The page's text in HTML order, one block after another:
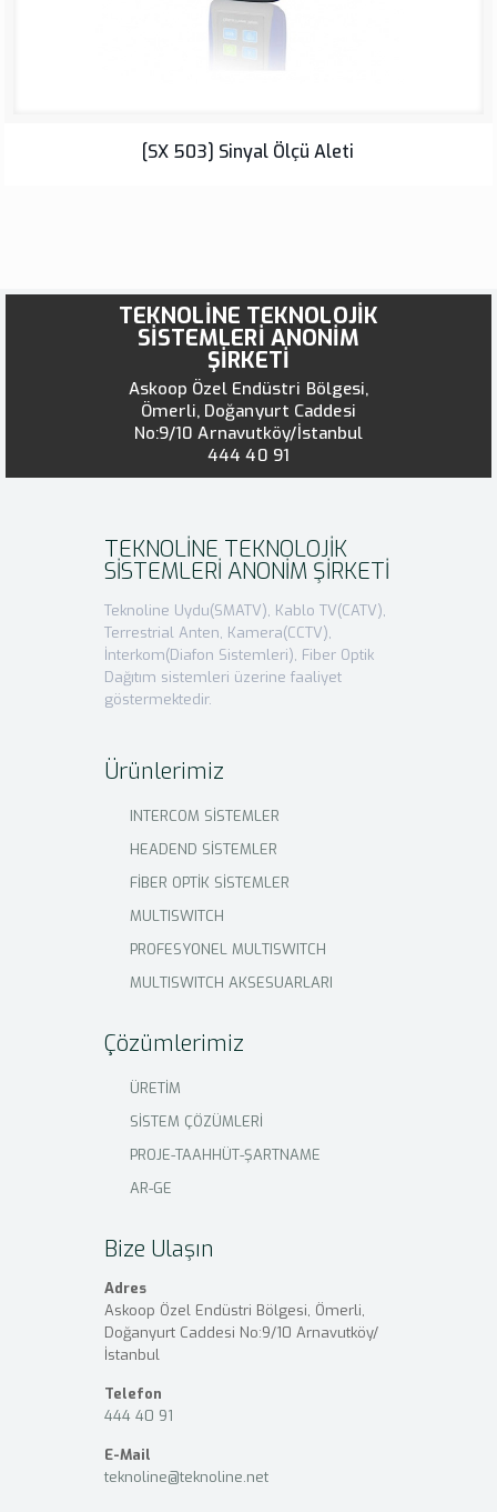
[SX 503] Sinyal Ölçü Aleti
TEKNOLİNE TEKNOLOJİK
SİSTEMLERİ ANONİM
ŞİRKETİ
Askoop Özel Endüstri Bölgesi,
Ömerli, Doğanyurt Caddesi
No:9/10 Arnavutköy/İstanbul
444 40 91
TEKNOLİNE TEKNOLOJİK
SİSTEMLERİ ANONİM ŞİRKETİ
Teknoline Uydu(SMATV), Kablo TV(CATV),
Terrestrial Anten, Kamera(CCTV),
İnterkom(Diafon Sistemleri), Fiber Optik
Dağıtım sistemleri üzerine faaliyet
göstermektedir.
Ürünlerimiz
INTERCOM SİSTEMLER
HEADEND SİSTEMLER
FİBER OPTİK SİSTEMLER
MULTISWITCH
PROFESYONEL MULTISWITCH
MULTISWITCH AKSESUARLARI
Çözümlerimiz
ÜRETİM
SİSTEM ÇÖZÜMLERİ
PROJE-TAAHHÜT-ŞARTNAME
AR-GE
Bize Ulaşın
Adres
Askoop Özel Endüstri Bölgesi, Ömerli,
Doğanyurt Caddesi No:9/10 Arnavutköy/
İstanbul
Telefon
444 40 91
E-Mail
teknoline@teknoline.net